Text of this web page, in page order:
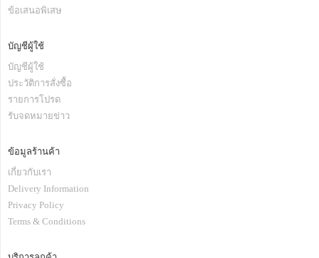
ข้อเสนอพิเสษ
บัญชีผู้ใช้
บัญชีผู้ใช้
ประวัติการสั่งซื้อ
รายการโปรด
รับจดหมายข่าว
ข้อมูลร้านค้า
เกี่ยวกับเรา
Delivery Information
Privacy Policy
Terms & Conditions